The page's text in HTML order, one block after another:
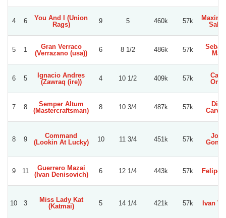
4 6
You And I (Union
Rags)
9 5 460k 57k
5 1
Gran Verraco
(Verrazano (usa))
6 8 1/2 486k 57k
6 5
Ignacio Andres
(Zawraq (ire))
4 10 1/2 409k 57k
7 8
Semper Altum
(Mastercraftsman)
8 10 3/4 487k 57k
8 9
Command
(Lookin At Lucky)
10 11 3/4 451k 57k
9 11
Guerrero Mazai
(Ivan Denisovich)
6 12 1/4 443k 57k Felipe
10 3
Miss Lady Kat
(Katmai)
5 14 1/4 421k 57k Ivan